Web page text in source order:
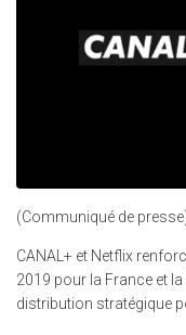
(Communiqué de
CANAL+ et Netflix
2019 pour la France et
distribution stratégique